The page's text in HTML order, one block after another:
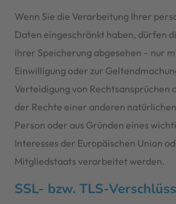
Wenn Sie die Verarbeitung Ihrer
Daten eingeschränkt haben, dürfen
ihrer Speicherung abgesehen – nur
Einwilligung oder zur
Verteidigung von Rechtsansprüchen
der Rechte einer anderen
Person oder aus Gründen eines
Interesses der Europäischen Union
Mitgliedstaats verarbeitet werden.
SSL- bzw. TLS-